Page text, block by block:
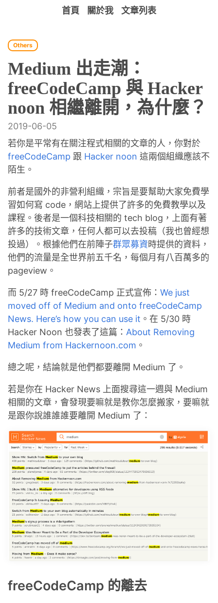
首頁 關於我 文章列表
Others
Medium 出走潮：
freeCodeCamp 與 Hacker
noon 相繼離開，為什麼？
2019-06-05
若你是平常有在關注程式相關的文章的人，你對於
freeCodeCamp 跟 Hacker noon 這兩個組織應該不
陌生。
前者是國外的非營利組織，宗旨是要幫助大家免費學
習如何寫 code，網站上提供了許多的免費教學以及
課程。後者是一個科技相關的 tech blog，上面有著
許多的技術文章，任何人都可以去投稿（我也曾經想
投過）。根據他們在前陣子群眾募資時提供的資料，
他們的流量是全世界前五千名，每個月有八百萬多的
pageview。
而 5/27 時 freeCodeCamp 正式宣佈： We just
moved off of Medium and onto freeCodeCamp
News. Here’s how you can use it 。在 5/30 時
Hacker Noon 也發表了這篇： About Removing
Medium from Hackernoon.com 。
總之呢，結論就是他們都要離開 Medium 了。
若是你在 Hacker News 上面搜尋這一週與 Medium
相關的文章，會發現要嘛就是教你怎麼搬家，要嘛就
是跟你說誰誰誰要離開 Medium 了：
freeCodeCamp 的離去